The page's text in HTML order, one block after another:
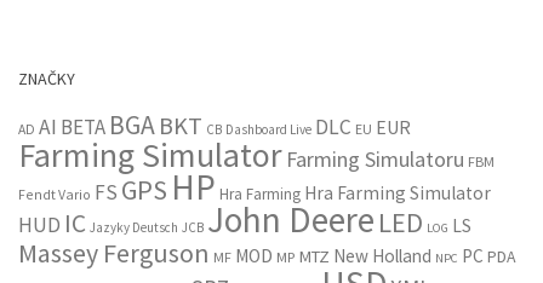
ZNAČKY
AD AI BETA BGABKT CB Dashboard Live DLC EU EUR
Farming Simulator Farming Simulatoru FBM
Fendt Vario FS GPS HP Hra Farming Hra Farming Simulator
HUD IC Jazyky Deutsch JCB John Deere LED LOG LS
Massey Ferguson MF MOD MP MTZ New Holland NPC PC PDA